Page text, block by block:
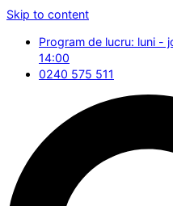
Skip to content
Program de lucru: luni -
14:00
0240 575 511